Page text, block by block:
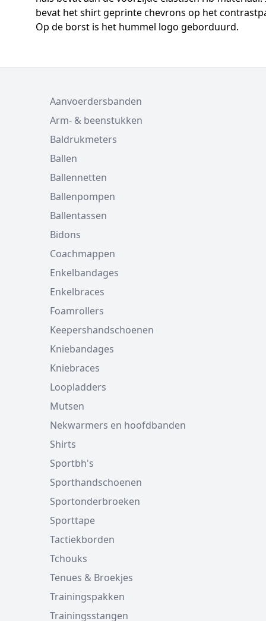
bevat het shirt geprinte chevrons op het
Op de borst is het hummel logo geborduurd.
Aanvoerdersbanden
Arm- & beenstukken
Baldrukmeters
Ballen
Ballennetten
Ballenpompen
Ballentassen
Bidons
Coachmappen
Enkelbandages
Enkelbraces
Foamrollers
Keepershandschoenen
Kniebandages
Kniebraces
Loopladders
Mutsen
Nekwarmers en hoofdbanden
Shirts
Sportbh's
Sporthandschoenen
Sportonderbroeken
Sporttape
Tactiekborden
Tchouks
Tenues & Broekjes
Trainingspakken
Trainingsstangen